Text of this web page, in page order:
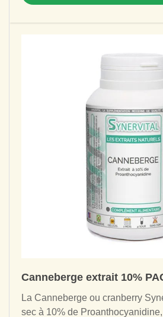
Canneberge extrait 10%
La Canneberge ou cranberry Synervital est un extrait
sec à 10% de Proanthocyanidine, elle accompagne